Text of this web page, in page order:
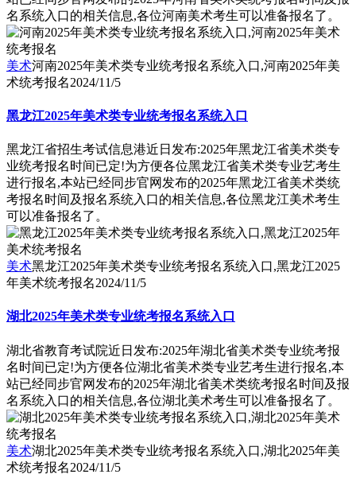
名系统入口的相关信息,各位河南美术考生可以准备报名了。
美术河南2025年美术类专业统考报名系统入口,河南2025年美
术统考报名2024/11/5
黑龙江2025年美术类专业统考报名系统入口
黑龙江省招生考试信息港近日发布:2025年黑龙江省美术类专
业统考报名时间已定!为方便各位黑龙江省美术类专业艺考生
进行报名,本站已经同步官网发布的2025年黑龙江省美术类统
考报名时间及报名系统入口的相关信息,各位黑龙江美术考生
可以准备报名了。
美术黑龙江2025年美术类专业统考报名系统入口,黑龙江2025
年美术统考报名2024/11/5
湖北2025年美术类专业统考报名系统入口
湖北省教育考试院近日发布:2025年湖北省美术类专业统考报
名时间已定!为方便各位湖北省美术类专业艺考生进行报名,本
站已经同步官网发布的2025年湖北省美术类统考报名时间及报
名系统入口的相关信息,各位湖北美术考生可以准备报名了。
美术湖北2025年美术类专业统考报名系统入口,湖北2025年美
术统考报名2024/11/5